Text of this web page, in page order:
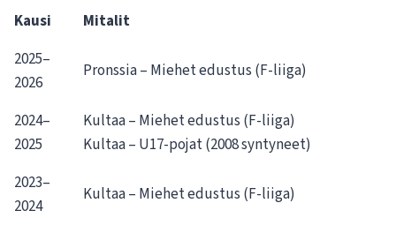
Kausi
Mitalit
2025–
2026
Pronssia – Miehet edustus (F-liiga)
2024–
2025
Kultaa – Miehet edustus (F-liiga)
Kultaa – U17-pojat (2008 syntyneet)
2023–
2024
Kultaa – Miehet edustus (F-liiga)